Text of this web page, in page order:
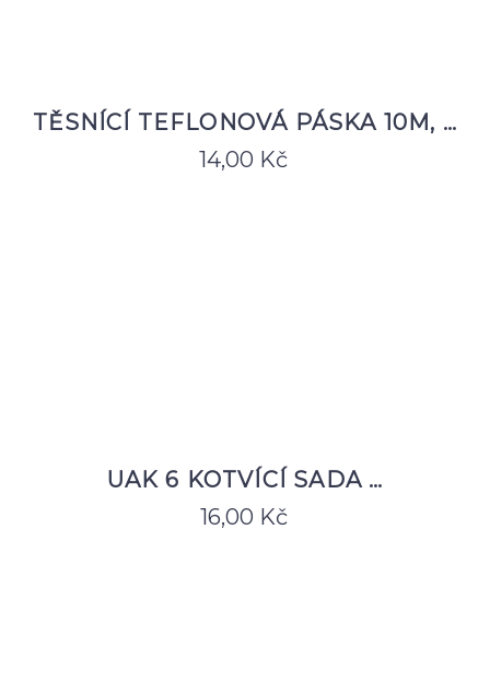
TĚSNÍCÍ TEFLONOVÁ PÁSKA 10M, …
14,00 Kč
UAK 6 KOTVÍCÍ SADA …
16,00 Kč